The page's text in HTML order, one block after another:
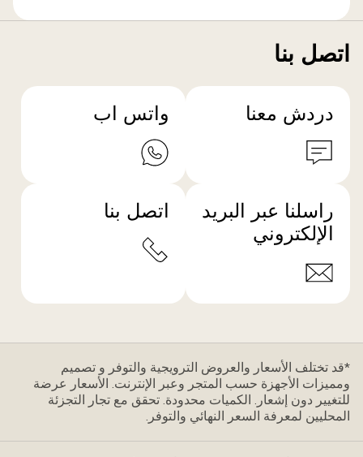
اتصل بنا
دردش معنا واتس اب
راسلنا عبر البريد
الإلكتروني
اتصل بنا
*قد تختلف الأسعار والعروض الترويجية والتوفر و تصميم
ومميزات الأجهزة حسب المتجر وعبر الإنترنت. الأسعار عرضة
للتغيير دون إشعار. الكميات محدودة. تحقق مع تجار التجزئة
المحليين لمعرفة السعر النهائي والتوفر.